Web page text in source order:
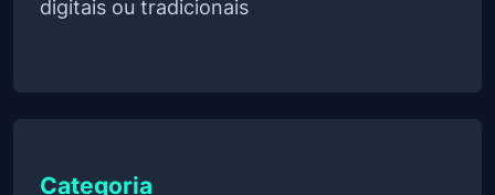
digitais ou tradicionais
Categoria